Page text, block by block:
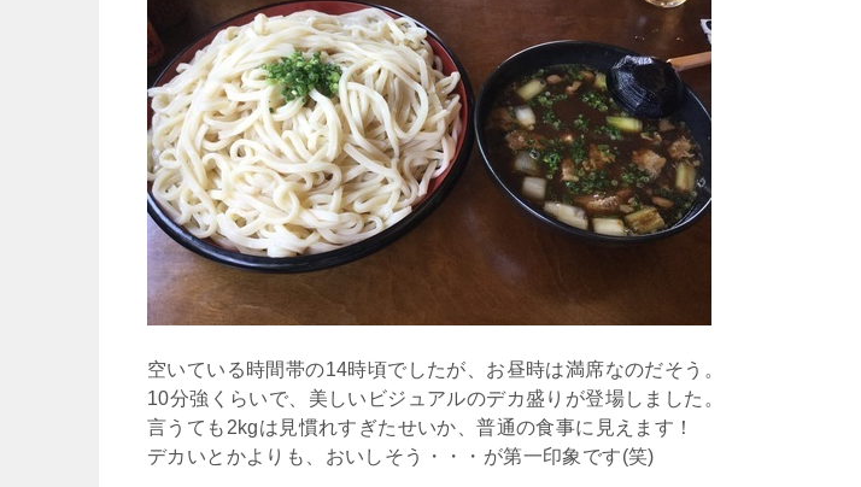
空いている時間帯の14時頃でしたが、お昼時は満席なのだそう。
10分強くらいで、美しいビジュアルのデカ盛りが登場しました。
言うても2kgは見慣れすぎたせいか、普通の食事に見えます！
デカいとかよりも、おいしそう・・・が第一印象です(笑)